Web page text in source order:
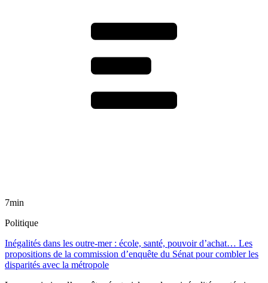
7min
Politique
Inégalités dans les outre-mer : école, santé, pouvoir d’achat… Les
propositions de la commission d’enquête du Sénat pour combler les
disparités avec la métropole